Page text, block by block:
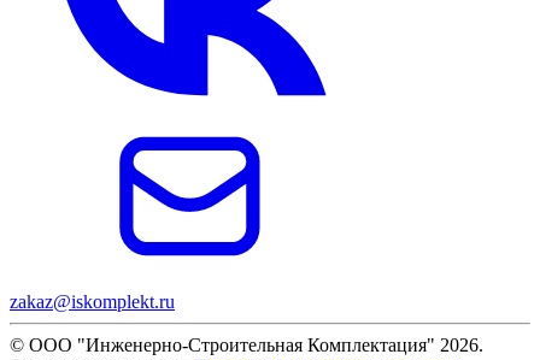
zakaz@iskomplekt.ru
© ООО "Инженерно-Строительная Комплектация" 2026.